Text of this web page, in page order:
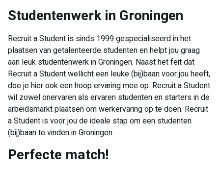
​Studentenwerk in Groningen
Recruit a Student is sinds 1999 gespecialiseerd in het
plaatsen van getalenteerde studenten en helpt jou graag
aan leuk studentenwerk in Groningen. Naast het feit dat
Recruit a Student wellicht een leuke (bij)baan voor jou heeft,
doe je hier ook een hoop ervaring mee op. Recruit a Student
wil zowel onervaren als ervaren studenten en starters in de
arbeidsmarkt plaatsen om werkervaring op te doen. Recruit
a Student is voor jou de ideale stap om een studenten
(bij)baan te vinden in Groningen.
​Perfecte match!